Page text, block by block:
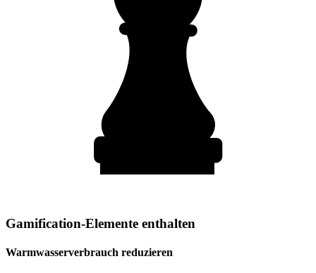
Gamification-Elemente enthalten
Warmwasserverbrauch reduzieren